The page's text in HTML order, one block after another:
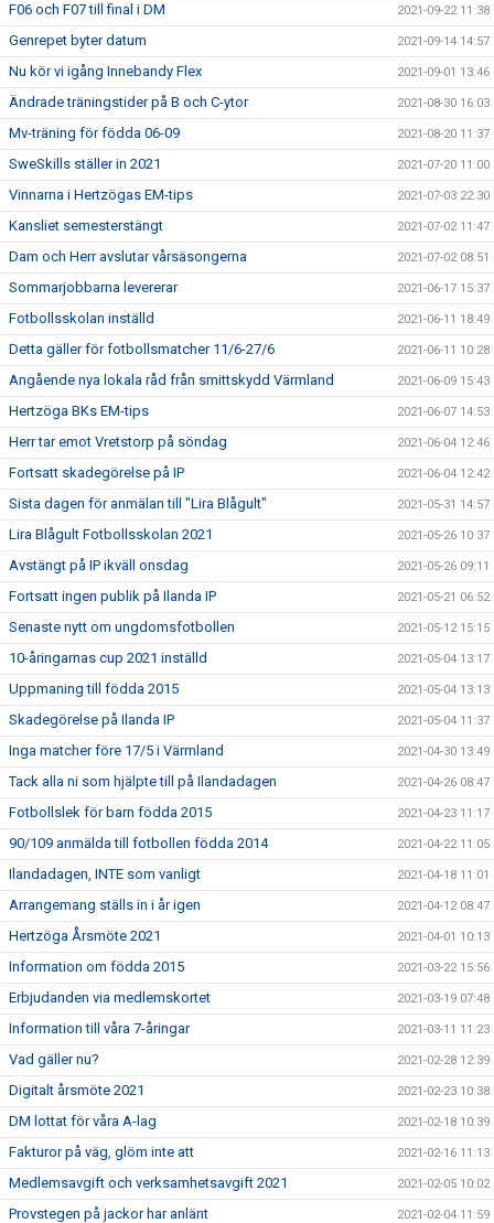
F06 och F07 till final i DM 2021-09-22 11:38
Genrepet byter datum 2021-09-14 14:57
Nu kör vi igång Innebandy Flex 2021-09-01 13:46
Ändrade träningstider på B och C-ytor 2021-08-30 16:03
Mv-träning för födda 06-09 2021-08-20 11:37
SweSkills ställer in 2021 2021-07-20 11:00
Vinnarna i Hertzögas EM-tips 2021-07-03 22:30
Kansliet semesterstängt 2021-07-02 11:47
Dam och Herr avslutar vårsäsongerna 2021-07-02 08:51
Sommarjobbarna levererar 2021-06-17 15:37
Fotbollsskolan inställd 2021-06-11 18:49
Detta gäller för fotbollsmatcher 11/6-27/6 2021-06-11 10:28
Angående nya lokala råd från smittskydd Värmland 2021-06-09 15:43
Hertzöga BKs EM-tips 2021-06-07 14:53
Herr tar emot Vretstorp på söndag 2021-06-04 12:46
Fortsatt skadegörelse på IP 2021-06-04 12:42
Sista dagen för anmälan till "Lira Blågult" 2021-05-31 14:57
Lira Blågult Fotbollsskolan 2021 2021-05-26 10:37
Avstängt på IP ikväll onsdag 2021-05-26 09:11
Fortsatt ingen publik på Ilanda IP 2021-05-21 06:52
Senaste nytt om ungdomsfotbollen 2021-05-12 15:15
10-åringarnas cup 2021 inställd 2021-05-04 13:17
Uppmaning till födda 2015 2021-05-04 13:13
Skadegörelse på Ilanda IP 2021-05-04 11:37
Inga matcher före 17/5 i Värmland 2021-04-30 13:49
Tack alla ni som hjälpte till på Ilandadagen 2021-04-26 08:47
Fotbollslek för barn födda 2015 2021-04-23 11:17
90/109 anmälda till fotbollen födda 2014 2021-04-22 11:05
Ilandadagen, INTE som vanligt 2021-04-18 11:01
Arrangemang ställs in i år igen 2021-04-12 08:47
Hertzöga Årsmöte 2021 2021-04-01 10:13
Information om födda 2015 2021-03-22 15:56
Erbjudanden via medlemskortet 2021-03-19 07:48
Information till våra 7-åringar 2021-03-11 11:23
Vad gäller nu? 2021-02-28 12:39
Digitalt årsmöte 2021 2021-02-23 10:38
DM lottat för våra A-lag 2021-02-18 10:39
Fakturor på väg, glöm inte att 2021-02-16 11:13
Medlemsavgift och verksamhetsavgift 2021 2021-02-05 10:02
Provstegen på jackor har anlänt 2021-02-04 11:59